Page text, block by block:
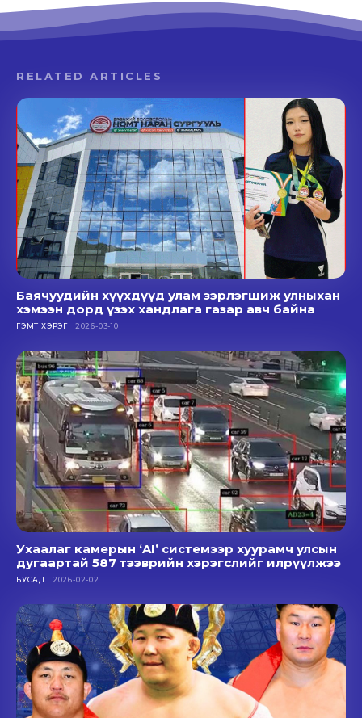
RELATED ARTICLES
Баячуудийн хүүхдүүд улам зэрлэгшиж улныхан
хэмээн дорд үзэх хандлага газар авч байна
ГЭМТ ХЭРЭГ 2026-03-10
Ухаалаг камерын ‘AI’ системээр хуурамч улсын
дугаартай 587 тээврийн хэрэгслийг илрүүлжээ
БУСАД 2026-02-02